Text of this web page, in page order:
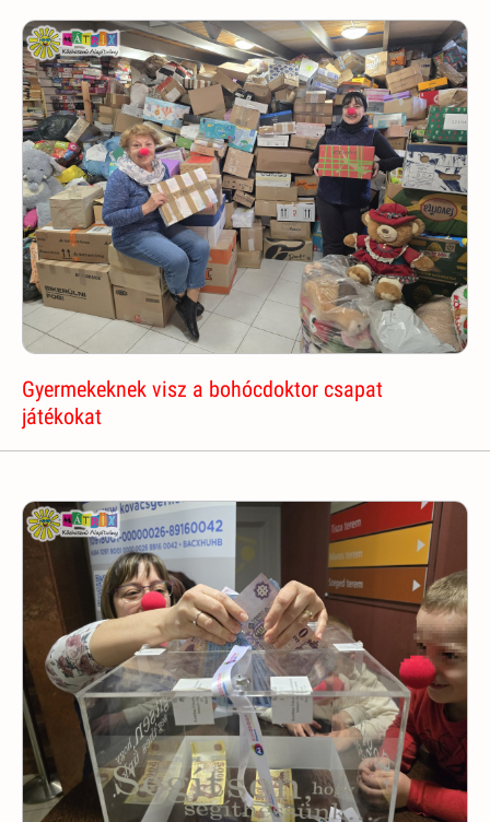
Gyermekeknek visz a bohócdoktor csapat
játékokat